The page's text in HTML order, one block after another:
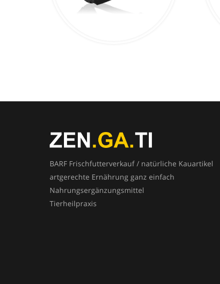
BARF Frischfutterverkauf / natürliche Kauartikel
artgerechte Ernährung ganz einfach
Nahrungsergänzungsmittel
Tierheilpraxis